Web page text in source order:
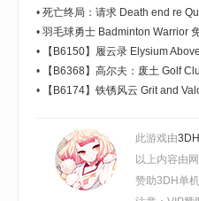
域+全DLC 免安装中文版[39.0GB]
• 死亡终局：请求 Death end re
版[5.27GB]【B5945】
• 羽毛球勇士 Badminton Warrior
•
【B6150】履云录 Elysium
•
【B6368】高尔夫：废土 Golf
•
【B6174】铁锈风云 Grit and
此游戏由
以上内容由
赞助3DH单